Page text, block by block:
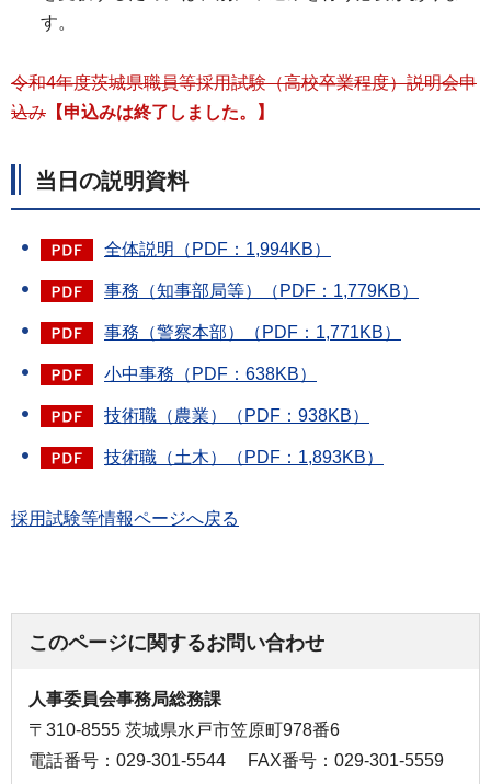
す。
令和4年度茨城県職員等採用試験（高校卒業程度）説明会申
込み 【申込みは終了しました。 】
当日の説明資料
全体説明（PDF：1,994KB）
事務（知事部局等）（PDF：1,779KB）
事務（警察本部）（PDF：1,771KB）
小中事務（PDF：638KB）
技術職（農業）（PDF：938KB）
技術職（土木）（PDF：1,893KB）
採用試験等情報ページへ戻る
このページに関するお問い合わせ
人事委員会事務局総務課
〒310-8555 茨城県水戸市笠原町978番6
電話番号：029-301-5544
FAX番号：029-301-5559